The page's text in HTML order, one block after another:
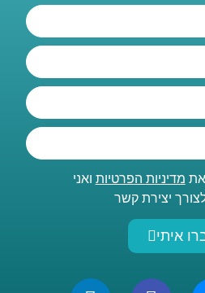
מדיניות הפרטיות ואני
יצירת קשר
איתי